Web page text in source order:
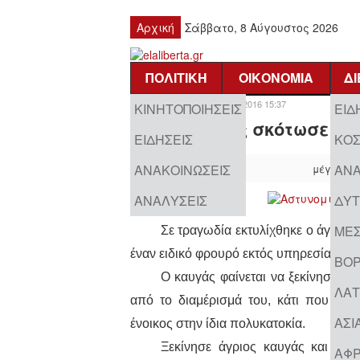
Αρχική Σάββατο, 8 Αύγουστος 2026
ΠΟΛΙΤΙΚΉ
ΚΙΝΗΤΟΠΟΙΉΣΕΙΣ
ΕΙΔΉΣΕΙΣ
ΑΝΑΚΟΙΝΏΣΕΙΣ
ΑΝΑΛΎΣΕΙΣ
ΟΙΚΟΝΟΜΊΑ
Σάββατο, 10 Σεπτεμβρίου 2016 15:37
Αστυνομικός σκότωσε
μέγεθος
Σε τραγωδία εκτυλίχθηκε ο
έναν ειδικό φρουρό εκτός υπηρεσίας
Ο καυγάς φαίνεται να ξεκίνησε
από το διαμέρισμά του, κάτι που
ένοικος στην ίδια πολυκατοκία.
Ξεκίνησε άγριος καυγάς και υπό